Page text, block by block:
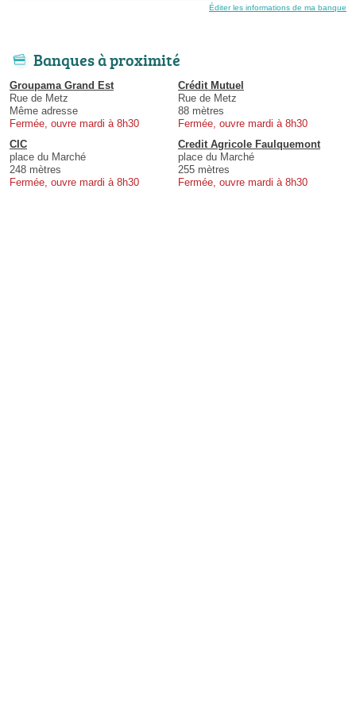
Éditer les informations de ma banque
Banques à proximité
Groupama Grand Est
Rue de Metz
Même adresse
Fermée, ouvre mardi à 8h30
Crédit Mutuel
Rue de Metz
88 mètres
Fermée, ouvre mardi à 8h30
CIC
place du Marché
248 mètres
Fermée, ouvre mardi à 8h30
Credit Agricole Faulquemont
place du Marché
255 mètres
Fermée, ouvre mardi à 8h30